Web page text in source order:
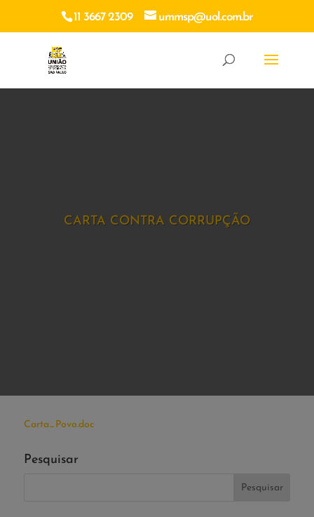
11 3667 2309 ummsp@uol.com.br
CARTA CONTRA CORRUPÇÃO
Carta_Povo.doc
Pesquisar